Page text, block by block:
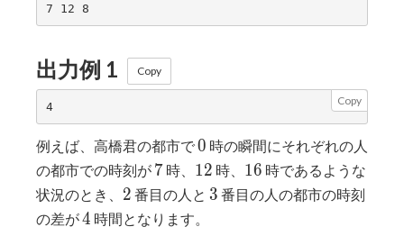
出力例 1 Copy
Copy
4
例えば、高橋君の都市で0
0 時の瞬間にそれぞれの人
の都市での時刻が 7
7 時、 12
12 時、 16
16 時であるような
状況のとき、 2
2 番目の人と 3
3 番目の人の都市の時刻
の差が4
4 時間となります。